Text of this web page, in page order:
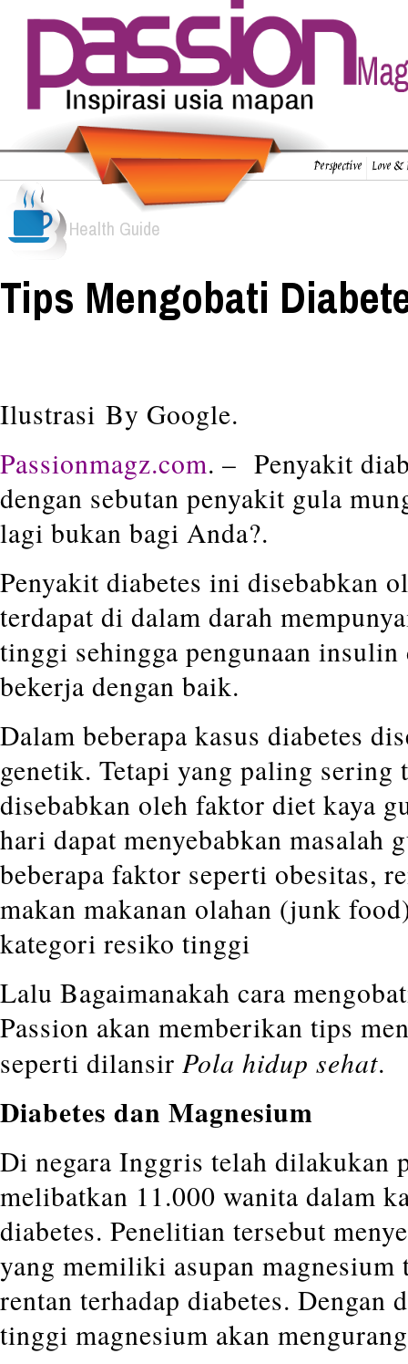
Perspective Love
Health Guide
Tips Mengobati
Ilustrasi By Google.
Passionmagz.com. – Penyakit
dengan sebutan penyakit gula
lagi bukan bagi Anda?.
Penyakit diabetes ini disebabkan
terdapat di dalam darah
tinggi sehingga pengunaan
bekerja dengan baik.
Dalam beberapa kasus diabetes
genetik. Tetapi yang paling sering
disebabkan oleh faktor diet kaya
hari dapat menyebabkan masalah
beberapa faktor seperti obesitas,
makan makanan olahan (junk
kategori resiko tinggi
Lalu Bagaimanakah cara
Passion akan memberikan tips
seperti dilansir Pola hidup sehat.
Diabetes dan Magnesium
Di negara Inggris telah dilakukan
melibatkan 11.000 wanita dalam
diabetes. Penelitian tersebut
yang memiliki asupan
rentan terhadap diabetes. Dengan
tinggi magnesium akan